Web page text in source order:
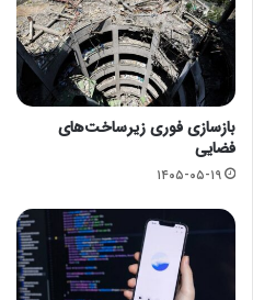
بازسازی فوری زیرساخت‌های
فضایی
۱۴۰۵-۰۵-۱۹